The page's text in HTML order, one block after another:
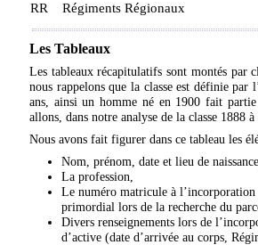
RR
Régiments Régionaux
Les Tableaux
Les tableaux récapitulatifs sont montés par
nous rappelons que la classe est définie par
ans, ainsi un homme né en 1900 fait
allons, dans notre analyse de la classe 1888 à
Nous avons fait figurer dans ce tableau les
Nom, prénom, date et lieu de
La profession,
Le numéro matricule à l’incorporation
primordial lors de la recherche du
Divers renseignements lors de
d’active (date d’arrivée au corps,